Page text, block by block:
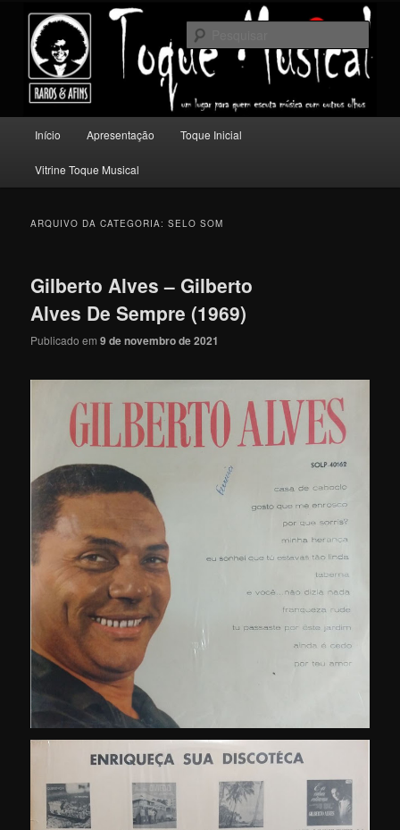
conteúdo
principal
conteúdo
secundário
Toque Musical
Um lugar para quem escuta música com outros olhos.
principal
Início Apresentação Toque Inicial
Vitrine Toque Musical
ARQUIVO DA CATEGORIA:SELO SOM
Gilberto Alves – Gilberto
Alves De Sempre (1969)
Publicado em9 de novembro de 2021